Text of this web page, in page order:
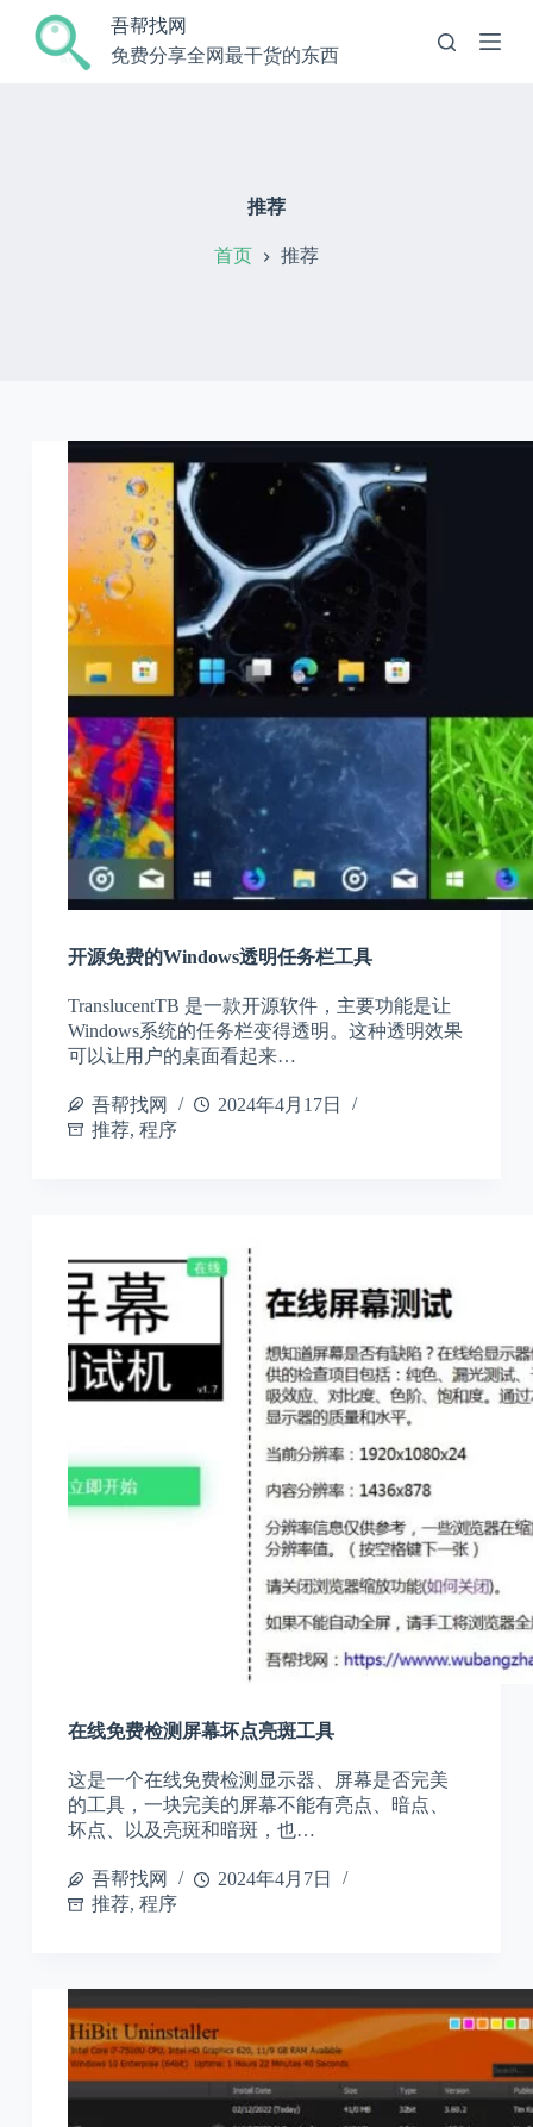
跳
过
吾帮找网
免费分享全网最干货的东西
推荐
首页 推荐
开源免费的Windows透明任务栏工具
TranslucentTB 是一款开源软件，主要功能是让
Windows系统的任务栏变得透明。这种透明效果
可以让用户的桌面看起来…
吾帮找网
2024年4月17日
推荐, 程序
在线免费检测屏幕坏点亮斑工具
这是一个在线免费检测显示器、屏幕是否完美
的工具，一块完美的屏幕不能有亮点、暗点、
坏点、以及亮斑和暗斑，也…
吾帮找网
2024年4月7日
推荐, 程序